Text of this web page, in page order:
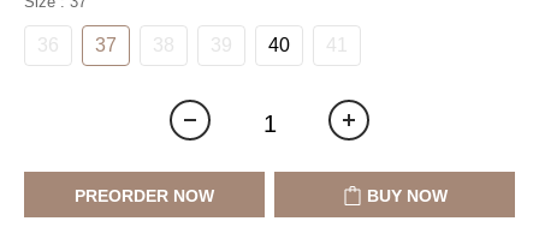
36 37 38 39 40 41
PREORDER NOW BUY NOW